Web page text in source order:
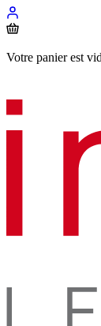
Votre panier est